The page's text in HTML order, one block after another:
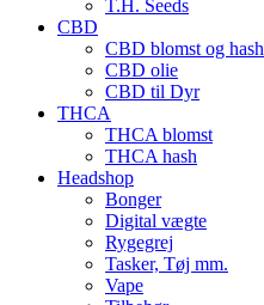
T.H. Seeds
CBD
CBD blomst og hash
CBD olie
CBD til Dyr
THCA
THCA blomst
THCA hash
Headshop
Bonger
Digital vægte
Rygegrej
Tasker, Tøj mm.
Vape